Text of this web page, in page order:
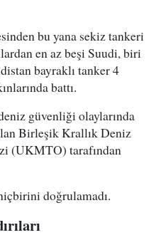
bu yana sekiz tankeri
en az beşi Suudi, biri
bayraklı tanker 4
battı.
güvenliği olaylarında
Birleşik Krallık Deniz
(UKMTO) tarafından
doğrulamadı.